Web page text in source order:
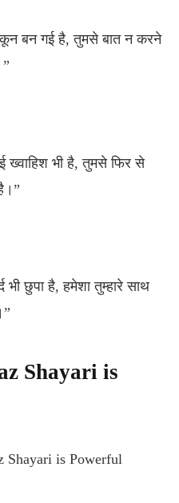
बन गई है, तुमसे बात न करने
ख्वाहिश भी है, तुमसे फिर से
भी छुपा है, हमेशा तुम्हारे साथ
Shayari is